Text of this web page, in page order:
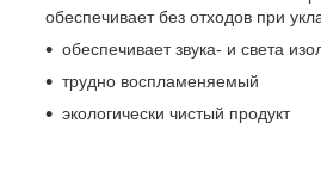
обеспечивает без отходов при
обеспечивает звука- и света
трудно воспламеняемый
экологически чистый продукт